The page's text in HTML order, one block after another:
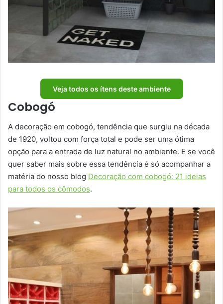
Veja todos os ítens deste ambiente
Cobogó
A decoração em cobogó, tendência que surgiu na década
de 1920, voltou com força total e pode ser uma ótima
opção para a entrada de luz natural no ambiente. E se você
quer saber mais sobre essa tendência é só acompanhar a
matéria do nosso blog Decoração com cobogó: 21 ideias
para todos os cômodos.